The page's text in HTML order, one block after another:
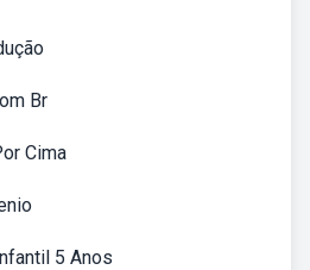
Br
Cima
5 Anos